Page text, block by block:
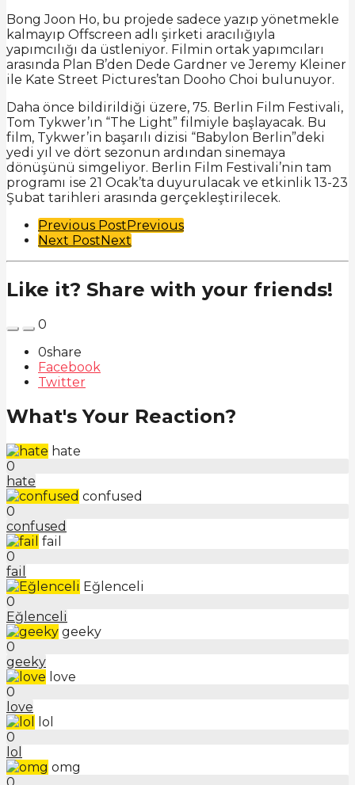
Bong Joon Ho, bu projede sadece yazıp yönetmekle
kalmayıp Offscreen adlı şirketi aracılığıyla
yapımcılığı da üstleniyor. Filmin ortak yapımcıları
arasında Plan B’den Dede Gardner ve Jeremy Kleiner
ile Kate Street Pictures’tan Dooho Choi bulunuyor.
Daha önce bildirildiği üzere, 75. Berlin Film Festivali,
Tom Tykwer’ın “The Light” filmiyle başlayacak. Bu
film, Tykwer’in başarılı dizisi “Babylon Berlin”deki
yedi yıl ve dört sezonun ardından sinemaya
dönüşünü simgeliyor. Berlin Film Festivali’nin tam
programı ise 21 Ocak’ta duyurulacak ve etkinlik 13-23
Şubat tarihleri arasında gerçekleştirilecek.
Post
Pagination
Previous PostPrevious
Next PostNext
Like it? Share with your friends!
0
0share
Facebook
Twitter
What's Your Reaction?
hate
0
hate
confused
0
confused
fail
0
fail
Eğlenceli
0
Eğlenceli
geeky
0
geeky
love
0
love
lol
0
lol
omg